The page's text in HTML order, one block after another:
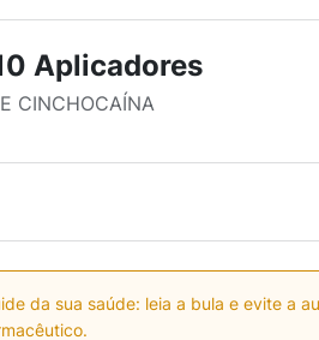
Aplicadores
CINCHOCAÍNA
da sua saúde: leia a bula e evite a